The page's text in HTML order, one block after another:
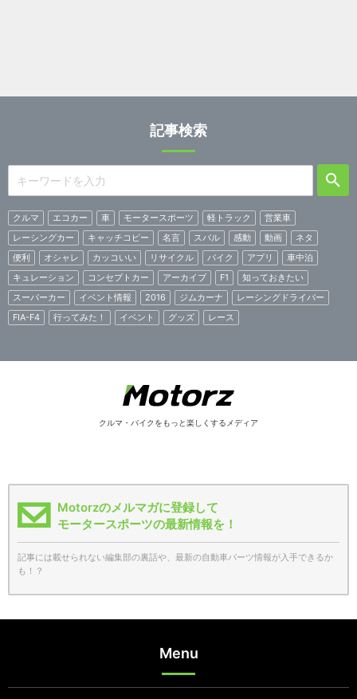
記事検索
クルマ エコカー 車 モータースポーツ 軽トラック
営業車
レーシングカー
キャッチコピー 名言 スバル 感動 動画
ネタ
便利
オシャレ カッコいい リサイクル バイク アプリ
車中泊
キュレーション
コンセプトカー アーカイブ F1
知っておきたい
スーパーカー
イベント情報 2016 ジムカーナ
レーシングドライバー
FIA-F4
行ってみた！ イベント グッズ レース
クルマ・バイクをもっと楽しくするメディア
Motorzのメルマガに登録して
モータースポーツの最新情報を！
記事には載せられない編集部の裏話や、最新の自動車パーツ情報が入手できるか
も！？
Menu